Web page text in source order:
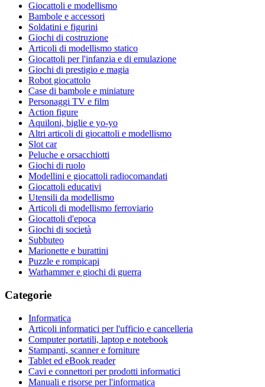
Giocattoli e modellismo
Bambole e accessori
Soldatini e figurini
Giochi di costruzione
Articoli di modellismo statico
Giocattoli per l'infanzia e di emulazione
Giochi di prestigio e magia
Robot giocattolo
Case di bambole e miniature
Personaggi TV e film
Action figure
Aquiloni, biglie e yo-yo
Altri articoli di giocattoli e modellismo
Slot car
Peluche e orsacchiotti
Giochi di ruolo
Modellini e giocattoli radiocomandati
Giocattoli educativi
Utensili da modellismo
Articoli di modellismo ferroviario
Giocattoli d'epoca
Giochi di società
Subbuteo
Marionette e burattini
Puzzle e rompicapi
Warhammer e giochi di guerra
Categorie
Informatica
Articoli informatici per l'ufficio e cancelleria
Computer portatili, laptop e notebook
Stampanti, scanner e forniture
Tablet ed eBook reader
Cavi e connettori per prodotti informatici
Manuali e risorse per l'informatica